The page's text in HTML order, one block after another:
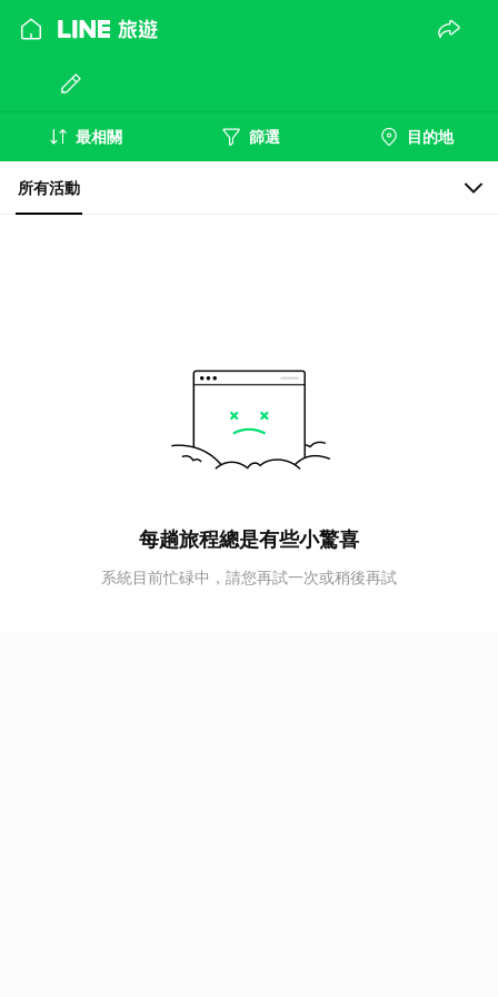
最相關 篩選 目的地
所有活動
每趟旅程總是有些小驚喜
系統目前忙碌中，請您再試一次或稍後再試